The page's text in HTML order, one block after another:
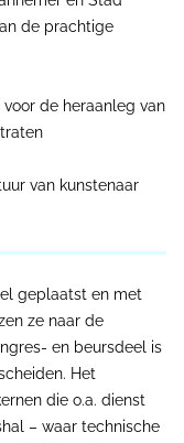
de prachtige
de heraanleg van
van kunstenaar
geplaatst en met
ze naar de
en beursdeel is
Het
die o.a. dienst
– waar technische